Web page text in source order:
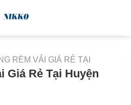
RÈM VẢI GIÁ RẺ TẠI
Giá Rẻ Tại Huyện